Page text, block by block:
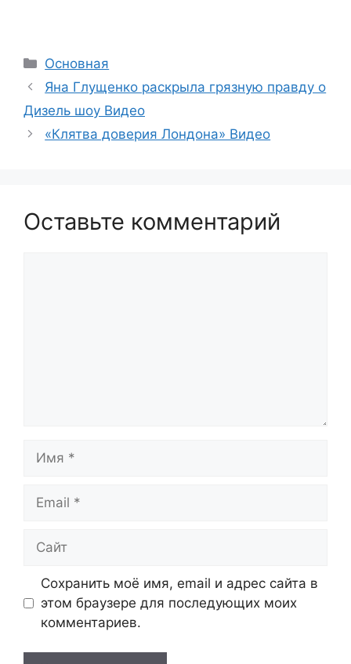
Рубрики
Основная
Яна Глущенко раскрыла грязную правду о
Дизель шоу Видео
«Клятва доверия Лондона» Видео
Оставьте комментарий
Сохранить моё имя, email и адрес сайта в
этом браузере для последующих моих
комментариев.